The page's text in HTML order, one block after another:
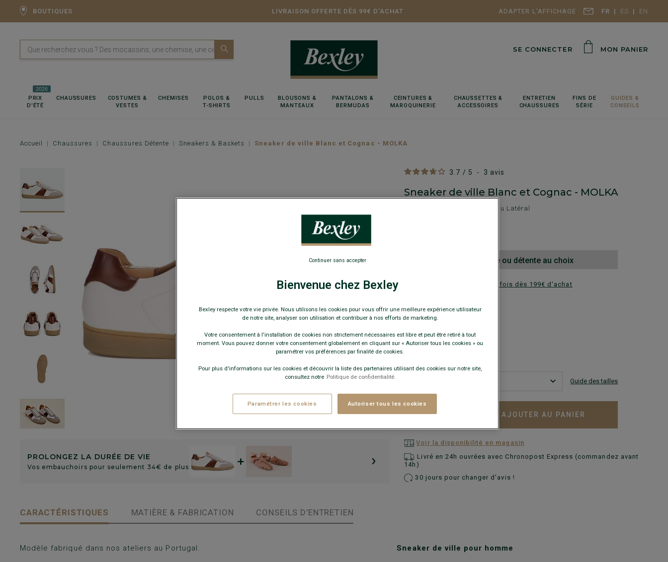
FR ES EN
BOUTIQUES LIVRAISON OFFERTE DÈS 99€ D'ACHAT ADAPTER L'AFFICHAGE
SE CONNECTER MON PANIER
PRIX
D'ÉTÉ
2026
CHAUSSURES
COSTUMES &
VESTES
CHEMISES
POLOS &
T-SHIRTS
PULLS
BLOUSONS &
MANTEAUX
PANTALONS &
BERMUDAS
CEINTURES &
MAROQUINERIE
CHAUSSETTES &
ACCESSOIRES
ENTRETIEN
CHAUSSURES
FINS DE
SÉRIE
GUIDES &
CONSEILS
Accueil Chaussures Chaussures Détente Sneakers & Baskets Sneaker de ville Blanc et Cognac - MOLKA
3.7 / 5 - 3 avis
Sneaker de ville Blanc et Cognac - MOLKA
Semelle en caoutchouc - Cousu Latéral
sur la 2e paire ville ou détente au choix
Payez en plusieurs fois dès 199€ d'achat
Guide des tailles
− AJOUTER AU PANIER
Voir la disponibilité en magasin
Livré en 24h ouvrées avec Chronopost Express (commandez avant
14h)
30 jours pour changer d'avis !
PROLONGEZ LA DURÉE DE VIE
Vos embauchoirs pour seulement 34€ de plus ›
+
CARACTÉRISTIQUES MATIÈRE & FABRICATION CONSEILS D'ENTRETIEN
Modèle fabriqué dans nos ateliers au Portugal. Sneaker de ville pour homme
Bienvenue chez Bexley
Bexley respecte votre vie privée. Nous utilisons les cookies pour vous offrir une meilleure expérience utilisateur
de notre site, analyser son utilisation et contribuer à nos efforts de marketing.
Votre consentement à l'installation de cookies non strictement nécessaires est libre et peut être retiré à tout
moment. Vous pouvez donner votre consentement globalement en cliquant sur « Autoriser tous les cookies » ou
paramétrer vos préférences par finalité de cookies.
Pour plus d'informations sur les cookies et découvrir la liste des partenaires utilisant des cookies sur notre site,
consultez notre Politique de confidentialité.
Paramétrer les cookies Autoriser tous les cookies
Continuer sans accepter